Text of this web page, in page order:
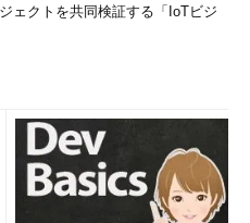
ェクトを共同検証する「IoTビジ